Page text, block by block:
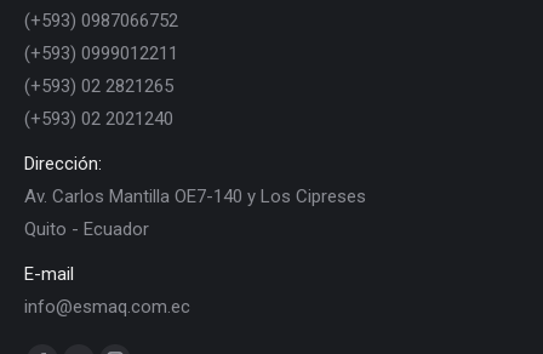
(+593) 0987066752
(+593) 0999012211
(+593) 02 2821265
(+593) 02 2021240
Dirección:
Av. Carlos Mantilla OE7-140 y Los Cipreses
Quito - Ecuador
E-mail
info@esmaq.com.ec